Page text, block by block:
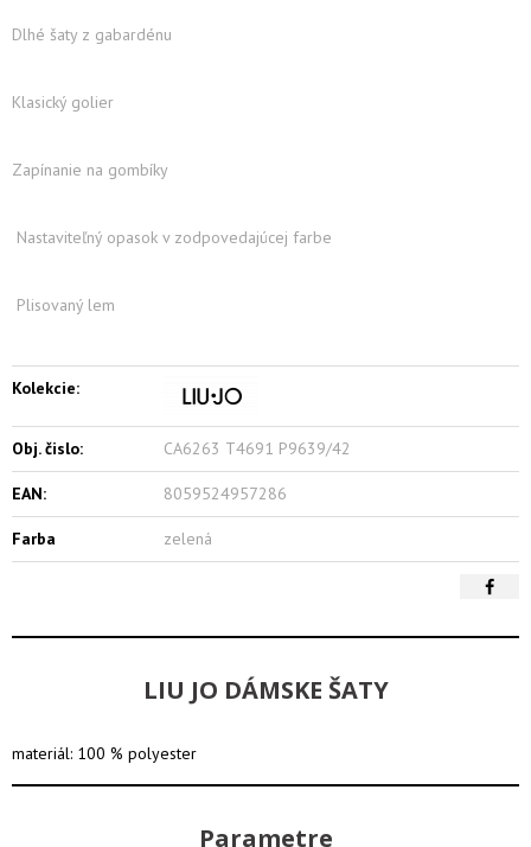
Dlhé šaty z gabardénu
Klasický golier
Zapínanie na gombíky
Nastaviteľný opasok v zodpovedajúcej farbe
Plisovaný lem
Kolekcie:
Obj. čislo: CA6263 T4691 P9639/42
EAN: 8059524957286
Farba zelená
LIU JO DÁMSKE ŠATY
materiál: 100 % polyester
Parametre